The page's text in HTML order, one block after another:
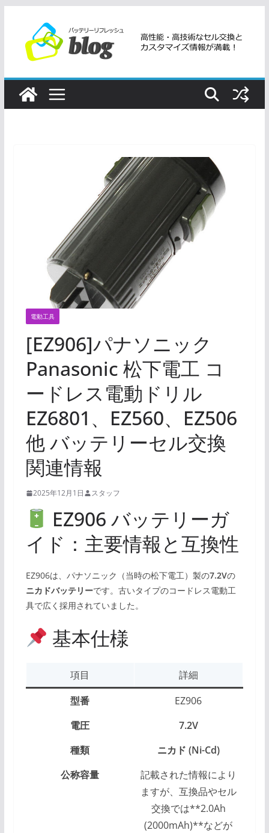
ツ
電動工具
[EZ906]パナソニック
Panasonic 松下電工 コ
ードレス電動ドリル
EZ6801、EZ560、EZ506
他 バッテリーセル交換
関連情報
2025年12月1日 スタッフ
EZ906 バッテリーガ
イド：主要情報と互換性
EZ906は、パナソニック（当時の松下電工）製の7.2Vの
ニカドバッテリーです。古いタイプのコードレス電動工
具で広く採用されていました。
基本仕様
項目
詳細
型番
EZ906
電圧
7.2V
種類
ニカド (Ni-Cd)
公称容量
記載された情報により
ますが、互換品やセル
交換では**2.0Ah
(2000mAh)**などが